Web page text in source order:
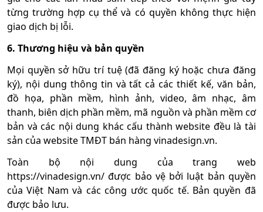
từng trường hợp cụ thể và có quyền không thực hiện
giao dịch bị lỗi.
6. Thương hiệu và bản quyền
Mọi quyền sở hữu trí tuệ (đã đăng ký hoặc chưa đăng
ký), nội dung thông tin và tất cả các thiết kế, văn bản,
đồ họa, phần mềm, hình ảnh, video, âm nhạc, âm
thanh, biên dịch phần mềm, mã nguồn và phần mềm cơ
bản và các nội dung khác cấu thành website đều là tài
sản của website TMĐT bán hàng vinadesign.vn.
Toàn bộ nội dung của trang web
https://vinadesign.vn/ được bảo vệ bởi luật bản quyền
của Việt Nam và các công ước quốc tế. Bản quyền đã
được bảo lưu.